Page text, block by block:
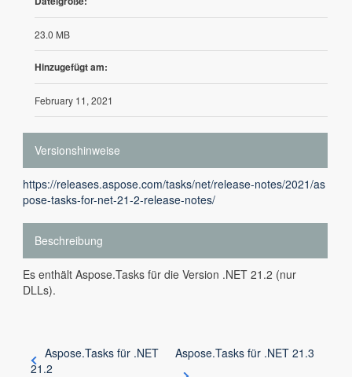
23.0 MB
Hinzugefügt am:
February 11, 2021
Versionshinweise
https://releases.aspose.com/tasks/net/release-notes/2021/as
pose-tasks-for-net-21-2-release-notes/
Beschreibung
Es enthält Aspose.Tasks für die Version .NET 21.2 (nur
DLLs).
Aspose.Tasks für .NET
21.2
Aspose.Tasks für .NET 21.3